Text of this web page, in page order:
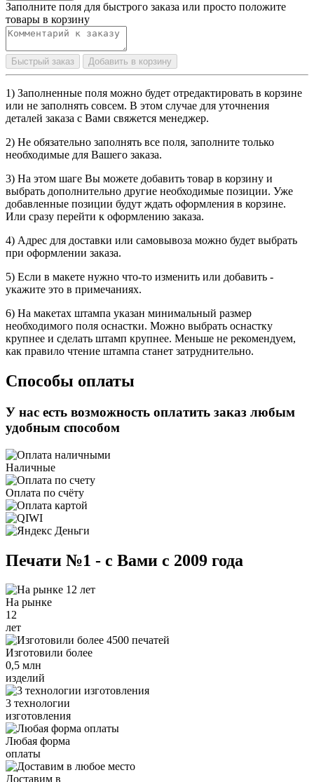
Заполните поля для быстрого заказа или просто положите
товары в корзину
Быстрый заказ Добавить в корзину
1) Заполненные поля можно будет отредактировать в корзине
или не заполнять совсем. В этом случае для уточнения
деталей заказа с Вами свяжется менеджер.
2) Не обязательно заполнять все поля, заполните только
необходимые для Вашего заказа.
3) На этом шаге Вы можете добавить товар в корзину и
выбрать дополнительно другие необходимые позиции. Уже
добавленные позиции будут ждать оформления в корзине.
Или сразу перейти к оформлению заказа.
4) Адрес для доставки или самовывоза можно будет выбрать
при оформлении заказа.
5) Если в макете нужно что-то изменить или добавить -
укажите это в примечаниях.
6) На макетах штампа указан минимальный размер
необходимого поля оснастки. Можно выбрать оснастку
крупнее и сделать штамп крупнее. Меньше не рекомендуем,
как правило чтение штампа станет затруднительно.
Способы оплаты
У нас есть возможность оплатить заказ любым
удобным способом
Наличные
Оплата по счёту
Печати №1 - с Вами с 2009 года
На рынке
12
лет
Изготовили более
0,5 млн
изделий
3 технологии
изготовления
Любая форма
оплаты
Доставим в